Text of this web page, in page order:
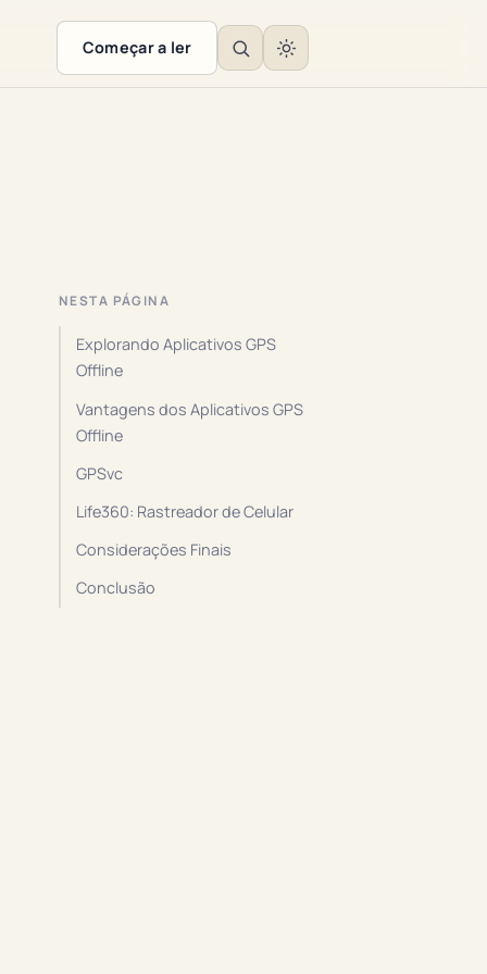
Começar a ler
NESTA PÁGINA
Explorando Aplicativos GPS
Offline
Vantagens dos Aplicativos GPS
Offline
GPSvc
Life360: Rastreador de Celular
Considerações Finais
Conclusão